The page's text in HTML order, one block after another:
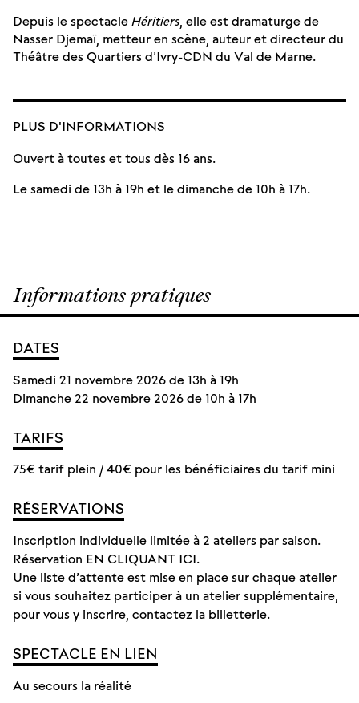
Depuis le spectacleHéritiers, elle est dramaturge de
Nasser Djemaï, metteur en scène, auteur et directeur du
Théâtre des Quartiers d’Ivry-CDN du Val de Marne.
PLUS D'INFORMATIONS
Ouvert à toutes et tous dès 16 ans.
Le samedi de 13h à 19h et le dimanche de 10h à 17h.
Informations pratiques
DATES
Détails
du
des
rendez-
vous
Samedi 21 novembre 2026 de 13h à 19h
Dimanche 22 novembre 2026 de 10h à 17h
TARIFS
75€ tarif plein / 40€ pour les bénéficiaires du tarif mini
RÉSERVATIONS
Inscription individuelle limitée à 2 ateliers par saison.
Réservation EN CLIQUANT ICI.
Une liste d’attente est mise en place sur chaque atelier
si vous souhaitez participer à un atelier supplémentaire,
pour vous y inscrire, contactez la billetterie.
SPECTACLE EN LIEN
Au secours la réalité